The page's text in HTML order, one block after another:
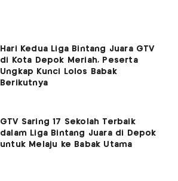
Hari Kedua Liga Bintang Juara GTV
di Kota Depok Meriah, Peserta
Ungkap Kunci Lolos Babak
Berikutnya
GTV Saring 17 Sekolah Terbaik
dalam Liga Bintang Juara di Depok
untuk Melaju ke Babak Utama